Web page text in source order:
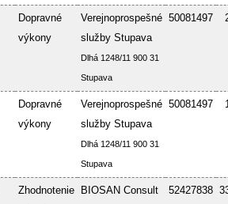
Dopravné
výkony
Verejnoprospešné
služby Stupava
Dlhá 1248/11 900 31
Stupava
50081497
Dopravné
výkony
Verejnoprospešné
služby Stupava
Dlhá 1248/11 900 31
Stupava
50081497
Zhodnotenie
BIOSAN Consult 52427838